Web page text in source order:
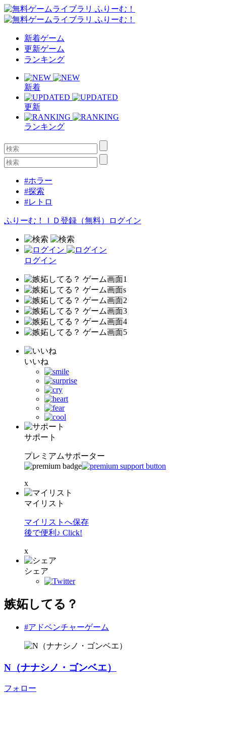
新着ゲーム
更新ゲーム
ランキング
新着
更新
ランキング
#ホラー
#探索
#レトロ
ふりーむ！ＩＤ登録（無料） ログイン
ログイン
いいね
サポート
プレミアムサポーター
x
マイリスト
マイリストへ保存
後で便利♪ Click!
x
シェア
嫉妬してる？
#アドベンチャーゲーム
N（ナナシノ・ゴンベエ）
フォロー